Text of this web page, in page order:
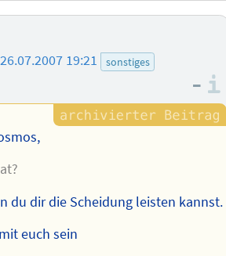
26.07.2007 19:21 sonstiges
–
du dir die Scheidung leisten kannst.
euch sein